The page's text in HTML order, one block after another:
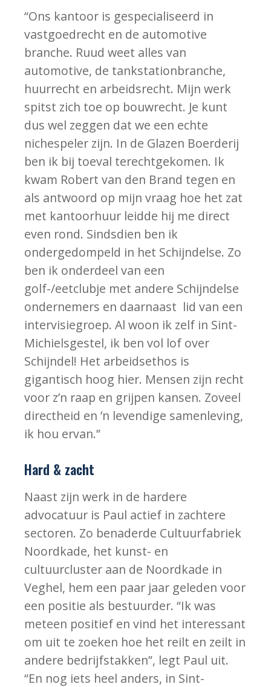
“Ons kantoor is gespecialiseerd in
vastgoedrecht en de automotive
branche. Ruud weet alles van
automotive, de tankstationbranche,
huurrecht en arbeidsrecht. Mijn werk
spitst zich toe op bouwrecht. Je kunt
dus wel zeggen dat we een echte
nichespeler zijn. In de Glazen Boerderij
ben ik bij toeval terechtgekomen. Ik
kwam Robert van den Brand tegen en
als antwoord op mijn vraag hoe het zat
met kantoorhuur leidde hij me direct
even rond. Sindsdien ben ik
ondergedompeld in het Schijndelse. Zo
ben ik onderdeel van een
golf-/eetclubje met andere Schijndelse
ondernemers en daarnaast lid van een
intervisiegroep. Al woon ik zelf in Sint-
Michielsgestel, ik ben vol lof over
Schijndel! Het arbeidsethos is
gigantisch hoog hier. Mensen zijn recht
voor z’n raap en grijpen kansen. Zoveel
directheid en ’n levendige samenleving,
ik hou ervan.”
Hard & zacht
Naast zijn werk in de hardere
advocatuur is Paul actief in zachtere
sectoren. Zo benaderde Cultuurfabriek
Noordkade, het kunst- en
cultuurcluster aan de Noordkade in
Veghel, hem een paar jaar geleden voor
een positie als bestuurder. “Ik was
meteen positief en vind het interessant
om uit te zoeken hoe het reilt en zeilt in
andere bedrijfstakken”, legt Paul uit.
“En nog iets heel anders, in Sint-